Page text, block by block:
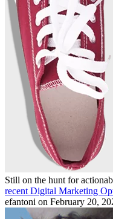
Still on the hunt for
recent Digital Marketing
efantoni on February 20,